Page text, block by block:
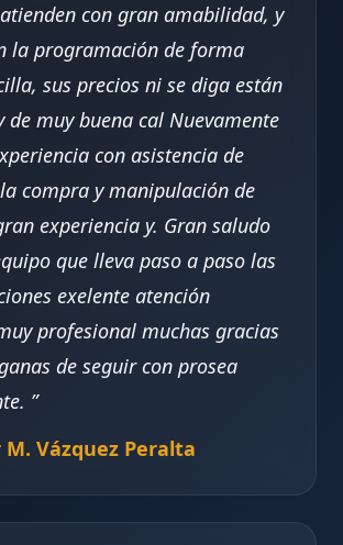
con gran amabilidad, y
la programación de forma
sus precios ni se diga están
de muy buena cal Nuevamente
con asistencia de
compra y manipulación de
experiencia y. Gran saludo
que lleva paso a paso las
exelente atención
profesional muchas gracias
de seguir con prosea
Vázquez Peralta